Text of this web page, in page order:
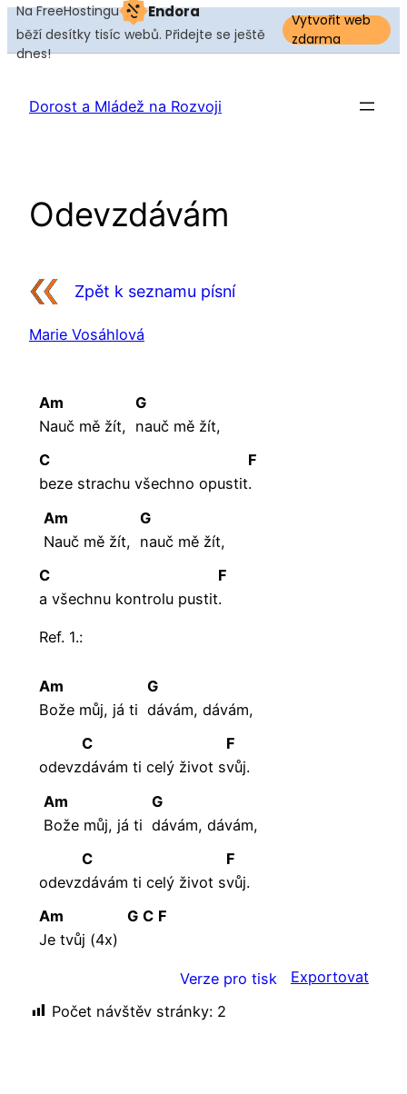
Na FreeHostingu Endora
běží desítky tisíc webů. Přidejte se ještě
dnes!
Vytvořit web
zdarma
Dorost a Mládež na Rozvoji
Odevzdávám
Zpět k seznamu písní
Marie Vosáhlová
Am
Nauč mě žít,
G
nauč mě žít,
C
beze strachu všechno opustit
F
.
Am
Nauč mě žít,
G
nauč mě žít,
C
a všechnu kontrolu pustit
F
.
Ref. 1.:
Am
Bože můj, já ti
G
dávám,dávám,
odevz
C
dávám ti celý život s
F
vůj.
Am
Bože můj, já ti
G
dávám,dávám,
odevz
C
dávám ti celý život s
F
vůj.
Am
Je tvůj (4x)
G C F
Verze pro tisk
Exportovat
Počet návštěv stránky: 2